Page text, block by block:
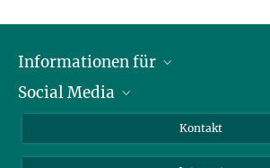
Informationen für
Bewerbende
Social Media
Kontakt